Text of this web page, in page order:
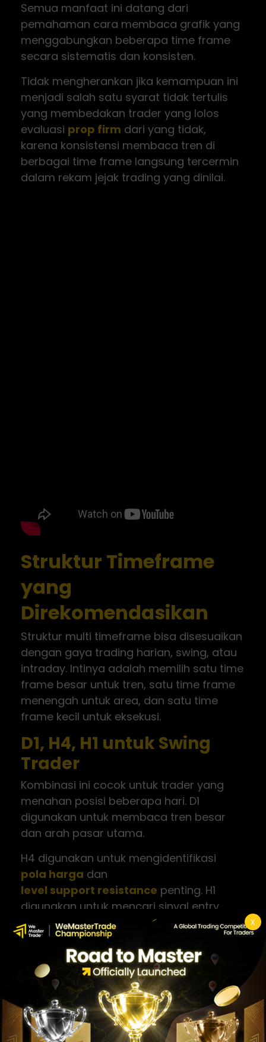
X
Semua manfaat ini datang dari
pemahaman cara membaca grafik yang
menggabungkan beberapa time frame
secara sistematis dan konsisten.
Tidak mengherankan jika kemampuan ini
menjadi salah satu syarat tidak tertulis
yang membedakan trader yang lolos
evaluasi prop firm dari yang tidak,
karena konsistensi membaca tren di
berbagai time frame langsung tercermin
dalam rekam jejak trading yang dinilai.
Struktur Timeframe
yang
Direkomendasikan
Struktur multi timeframe bisa disesuaikan
dengan gaya trading harian, swing, atau
intraday. Intinya adalah memilih satu time
frame besar untuk tren, satu time frame
menengah untuk area, dan satu time
frame kecil untuk eksekusi.
D1, H4, H1 untuk Swing
Trader
Kombinasi ini cocok untuk trader yang
menahan posisi beberapa hari. D1
digunakan untuk membaca tren besar
dan arah pasar utama.
H4 digunakan untuk mengidentifikasi
pola harga dan
level support resistance penting. H1
digunakan untuk mencari sinyal entry
candlestick, pullback, atau breakout
searah tren D1.
Dengan pendekatan ini, membaca grafik
menjadi lebih tenang karena trader tidak
terpancing gerakan cepat di time frame
sangat kecil.
Posisi yang dibuka setelah konfirmasi dari